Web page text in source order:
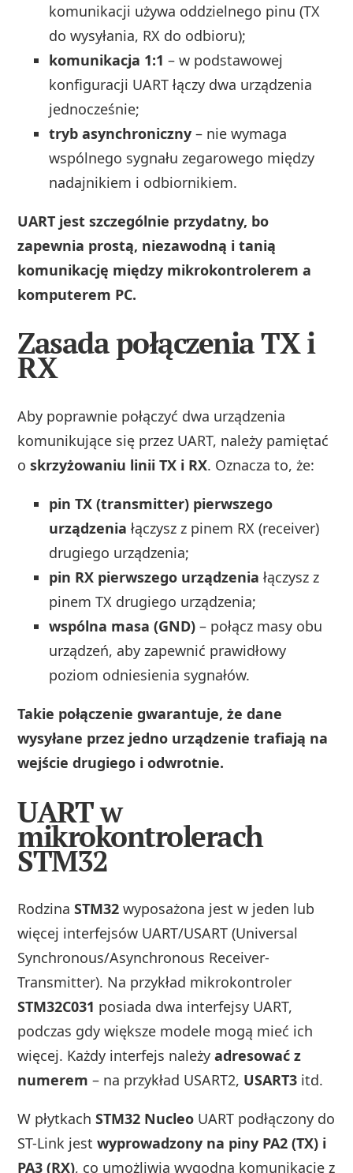
komunikacji używa oddzielnego pinu (TX
do wysyłania, RX do odbioru);
komunikacja 1:1 – w podstawowej
konfiguracji UART łączy dwa urządzenia
jednocześnie;
tryb asynchroniczny – nie wymaga
wspólnego sygnału zegarowego między
nadajnikiem i odbiornikiem.
UART jest szczególnie przydatny, bo
zapewnia prostą, niezawodną i tanią
komunikację między mikrokontrolerem a
komputerem PC.
Zasada połączenia TX i
RX
Aby poprawnie połączyć dwa urządzenia
komunikujące się przez UART, należy pamiętać
oskrzyżowaniu linii TX i RX. Oznacza to, że:
pin TX (transmitter) pierwszego
urządzenia łączysz z pinem RX (receiver)
drugiego urządzenia;
pin RX pierwszego urządzenia łączysz z
pinem TX drugiego urządzenia;
wspólna masa (GND) – połącz masy obu
urządzeń, aby zapewnić prawidłowy
poziom odniesienia sygnałów.
Takie połączenie gwarantuje, że dane
wysyłane przez jedno urządzenie trafiają na
wejście drugiego i odwrotnie.
UART w
mikrokontrolerach
STM32
RodzinaSTM32 wyposażona jest w jeden lub
więcej interfejsów UART/USART (Universal
Synchronous/Asynchronous Receiver-
Transmitter). Na przykład mikrokontroler
STM32C031 posiada dwa interfejsy UART,
podczas gdy większe modele mogą mieć ich
więcej. Każdy interfejs należyadresować z
numerem – na przykład USART2, USART3 itd.
W płytkachSTM32 Nucleo UART podłączony do
ST-Link jestwyprowadzony na piny PA2 (TX) i
PA3 (RX), co umożliwia wygodną komunikację z